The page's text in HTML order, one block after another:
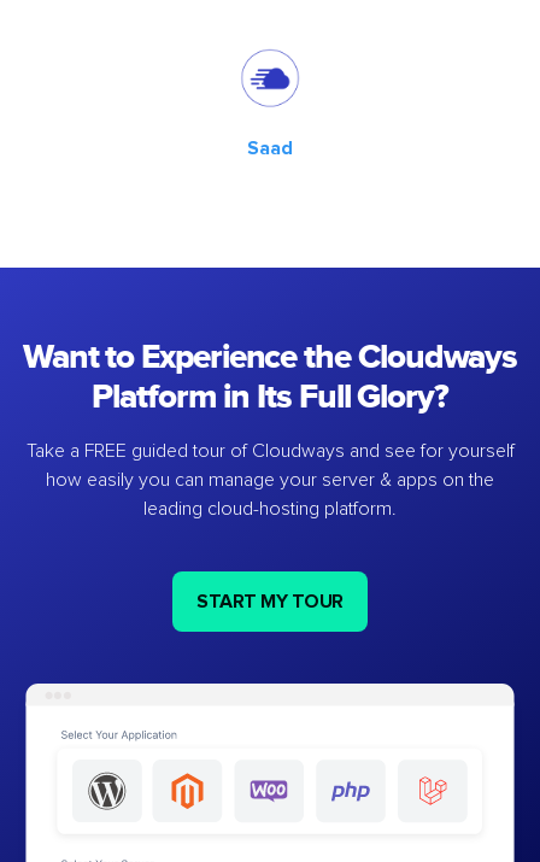
Saad
Want to Experience the Cloudways
Platform in Its Full Glory?
Take a FREE guided tour of Cloudways and see for yourself
how easily you can manage your server & apps on the
leading cloud-hosting platform.
START MY TOUR